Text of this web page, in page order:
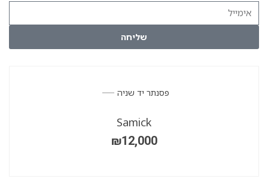
שליחה
פסנתר יד שניה
Samick
₪12,000